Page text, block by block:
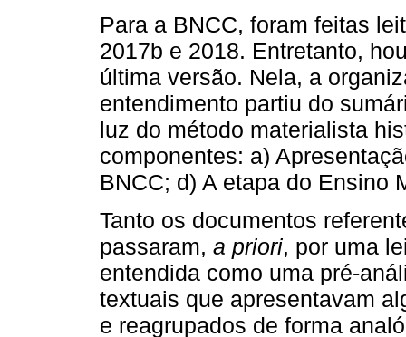
Para a BNCC, foram feitas
2017b e 2018. Entretanto,
última versão. Nela, a
entendimento partiu do
luz do método materialista
componentes: a)
BNCC; d) A etapa do Ensino
Tanto os documentos
passaram, a priori, por uma
entendida como uma pré-
textuais que apresentavam
e reagrupados de forma